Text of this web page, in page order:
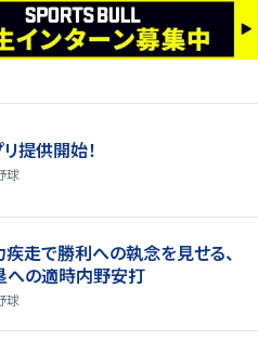
提供開始！
球
走で勝利への執念を見せる、
への適時内野安打
球